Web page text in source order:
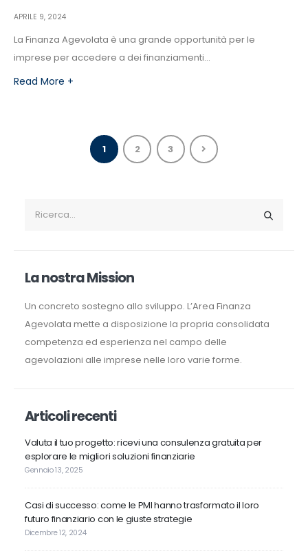
APRILE 9, 2024
La Finanza Agevolata è una grande opportunità per le
imprese per accedere a dei finanziamenti...
Read More +
1 2 3
La nostra Mission
Un concreto sostegno allo sviluppo. L’Area Finanza
Agevolata mette a disposizione la propria consolidata
competenza ed esperienza nel campo delle
agevolazioni alle imprese nelle loro varie forme.
Articoli recenti
Valuta il tuo progetto: ricevi una consulenza gratuita per
esplorare le migliori soluzioni finanziarie
Gennaio 13, 2025
Casi di successo: come le PMI hanno trasformato il loro
futuro finanziario con le giuste strategie
Dicembre 12, 2024